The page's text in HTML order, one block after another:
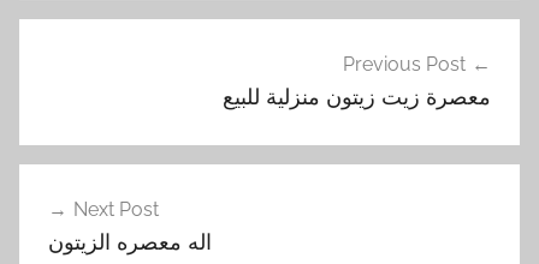
ا
خ
ل
المقالات
Previous Post
معصرة زيت زيتون منزلية للبيع
Next Post
اله معصره الزيتون